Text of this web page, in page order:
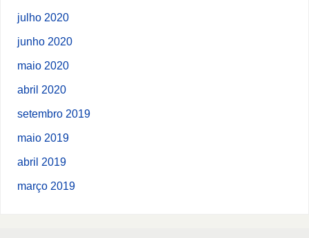
julho 2020
junho 2020
maio 2020
abril 2020
setembro 2019
maio 2019
abril 2019
março 2019